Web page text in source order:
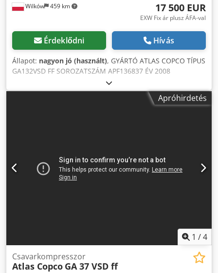
Wilków 459 km 17 500 EUR
EXW Fix ár plusz ÁFA-val
Érdeklődni Hívás
Állapot: nagyon jó (használt), GYÁRTÓ ATLAS COPCO TÍPUS
GA132VSD FF SOROZATSZÁM APF136837 ÉV 2008
Credpsxtblxjfx Aktsf TELJESÍTMÉNY (kW) 153 TELJESÍTMÉNY
(m3/perc) 22,9 m3/perc - 381 l/s NYOMÁS (bar) 8,5
FREKVENCIAVÁLTÓ igen BEÉPÍTETT SZÁRÍTÓ igenApróhirdetés
1 /4
Csavarkompresszor
Atlas Copco GA 37 VSD ff